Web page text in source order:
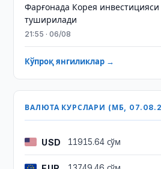
Фарғонада Корея
туширилади
21:55 · 06/08
Кўпроқ янгиликлар →
ВАЛЮТА КУРСЛАРИ (МБ,
USD 11915.64 сўм